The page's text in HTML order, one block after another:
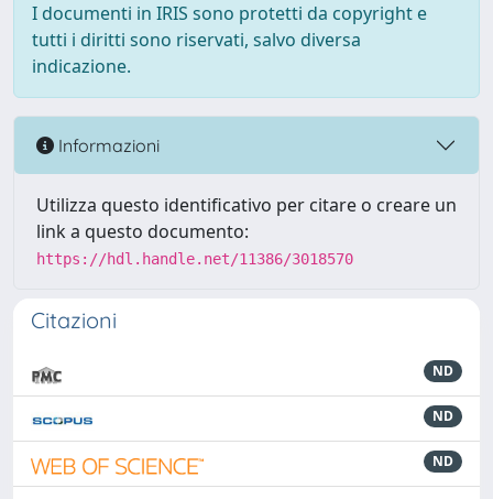
I documenti in IRIS sono protetti da copyright e
tutti i diritti sono riservati, salvo diversa
indicazione.
Informazioni
Utilizza questo identificativo per citare o creare un
link a questo documento:
https://hdl.handle.net/11386/3018570
Citazioni
ND
ND
ND